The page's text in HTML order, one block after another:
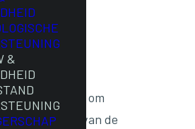
&
ontwikkeld om
deel van de